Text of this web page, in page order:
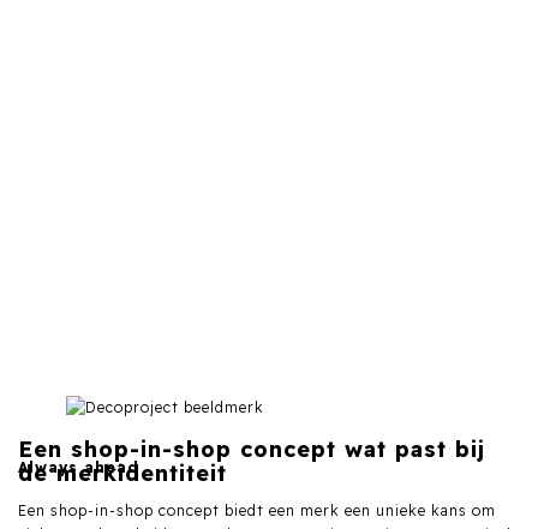
Een shop-in-shop concept wat past bij
de merkidentiteit
Always ahead
Een shop-in-shop concept biedt een merk een unieke kans om